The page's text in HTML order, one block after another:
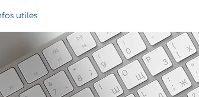
utiles